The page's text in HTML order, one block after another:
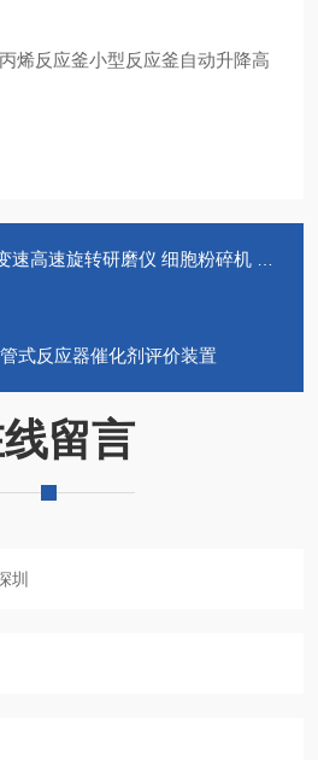
烯反应釜小型反应釜自动升降高
高速旋转研磨仪 细胞粉碎机 深圳
式反应器催化剂评价装置
留言